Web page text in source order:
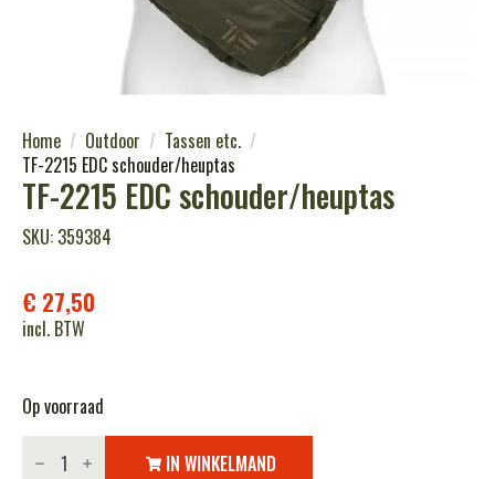
Home Outdoor
Tassen etc.
TF-2215 EDC schouder/heuptas
TF-2215 EDC schouder/heuptas
SKU: 359384
€ 27,50
incl. BTW
Op voorraad
TF-
2215 IN WINKELMAND